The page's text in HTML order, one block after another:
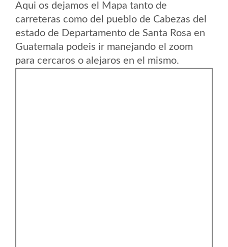
Aqui os dejamos el Mapa tanto de
carreteras como del pueblo de Cabezas del
estado de Departamento de Santa Rosa en
Guatemala podeis ir manejando el zoom
para cercaros o alejaros en el mismo.